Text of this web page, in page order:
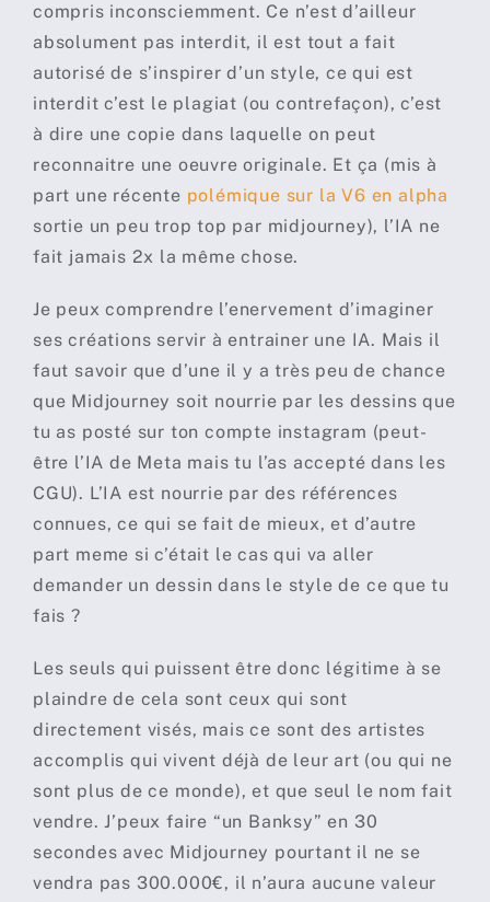
compris inconsciemment. Ce n’est d’ailleur
absolument pas interdit, il est tout a fait
autorisé de s’inspirer d’un style, ce qui est
interdit c’est le plagiat (ou contrefaçon), c’est
à dire une copie dans laquelle on peut
reconnaitre une oeuvre originale. Et ça (mis à
part une récente polémique sur la V6 en alpha
sortie un peu trop top par midjourney), l’IA ne
fait jamais 2x la même chose.
Je peux comprendre l’enervement d’imaginer
ses créations servir à entrainer une IA. Mais il
faut savoir que d’une il y a très peu de chance
que Midjourney soit nourrie par les dessins que
tu as posté sur ton compte instagram (peut-
être l’IA de Meta mais tu l’as accepté dans les
CGU). L’IA est nourrie par des références
connues, ce qui se fait de mieux, et d’autre
part meme si c’était le cas qui va aller
demander un dessin dans le style de ce que tu
fais ?
Les seuls qui puissent être donc légitime à se
plaindre de cela sont ceux qui sont
directement visés, mais ce sont des artistes
accomplis qui vivent déjà de leur art (ou qui ne
sont plus de ce monde), et que seul le nom fait
vendre. J’peux faire “un Banksy” en 30
secondes avec Midjourney pourtant il ne se
vendra pas 300.000€, il n’aura aucune valeur